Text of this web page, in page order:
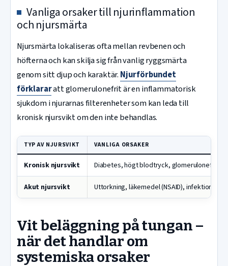
Vanliga orsaker till njurinflammation
och njursmärta
Njursmärta lokaliseras ofta mellan revbenen och
höfterna och kan skilja sig från vanlig ryggsmärta
genom sitt djup och karaktär. Njurförbundet
förklararatt glomerulonefrit är en inflammatorisk
sjukdom i njurarnas filterenheter som kan leda till
kronisk njursvikt om den inte behandlas.
TYP AV NJURSVIKT VANLIGA ORSAKER
Kronisk njursvikt Diabetes, högt blodtryck, glomerulonefrit,
Akut njursvikt Uttorkning, läkemedel (NSAID), infektioner,
Vit beläggning på tungan –
när det handlar om
systemiska orsaker